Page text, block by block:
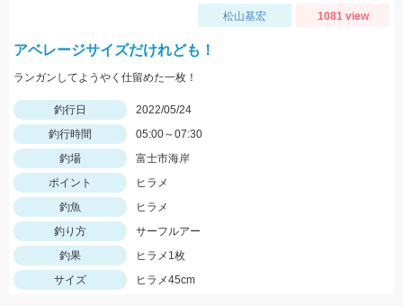
松山基宏 1081 view
アベレージサイズだけれども！
ランガンしてようやく仕留めた一枚！
釣行日
2022/05/24
釣行時間
05:00～07:30
釣場
富士市海岸
ポイント
ヒラメ
釣魚
ヒラメ
釣り方
サーフルアー
釣果
ヒラメ1枚
サイズ
ヒラメ45cm